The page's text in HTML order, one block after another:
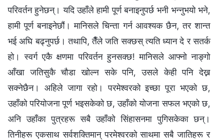
परिवर्तन हुनेछन्। यदि उहाँले हामी पूर्ण बनाइनुपर्छ भनी भन्नुभयो भने,
हामी पूर्ण बनाइनेछौं। मानिसले चिन्ता गर्न आवश्यक छैन, तर शान्त
भई अघि बढ्नुपर्छ। तथापि, तैँले जति सक्छस् त्यति ध्यान दे र सतर्क
हो। स्वर्ग एकै क्षणमा परिवर्तन हुनसक्छ! मानिसले आफ्नो नाङ्गो
आँखा जतिसुकै चौडा खोल्न सके पनि, उसले केही पनि देख्न
सक्नेछैन। अहिले जागा रहो। परमेश्‍वरको इच्छा पूरा भएको छ,
उहाँको परियोजना पूर्ण भइसकेको छ, उहाँको योजना सफल भएको छ,
अनि उहाँका पुत्रहरू सबै उहाँको सिंहासनमा पुगिसकेका छन्।
तिनीहरू एकसाथ सर्वशक्तिमान् परमेश्‍वरको साथमा सबै जातिहरू र